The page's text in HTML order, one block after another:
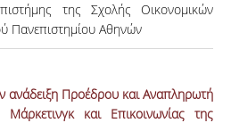
της Σχολής Οικονομικών
Πανεπιστημίου Αθηνών
ανάδειξη Προέδρου και Αναπληρωτή
και Επικοινωνίας της